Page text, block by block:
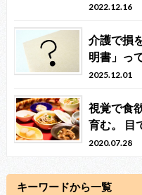
2022.12.16
介護で損
明書」っ
2025.12.01
視覚で食
育む。 目
2020.07.28
キーワードから一覧